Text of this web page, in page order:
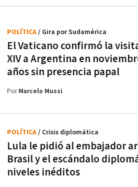
El Vaticano confirmó la
XIV a Argentina en
años sin presencia papal
POLÍTICA/ Gira por Sudamérica
PorMarcelo Mussi
Lula le pidió al embajador
Brasil y el escándalo
niveles inéditos
POLÍTICA/ Crisis diplomática